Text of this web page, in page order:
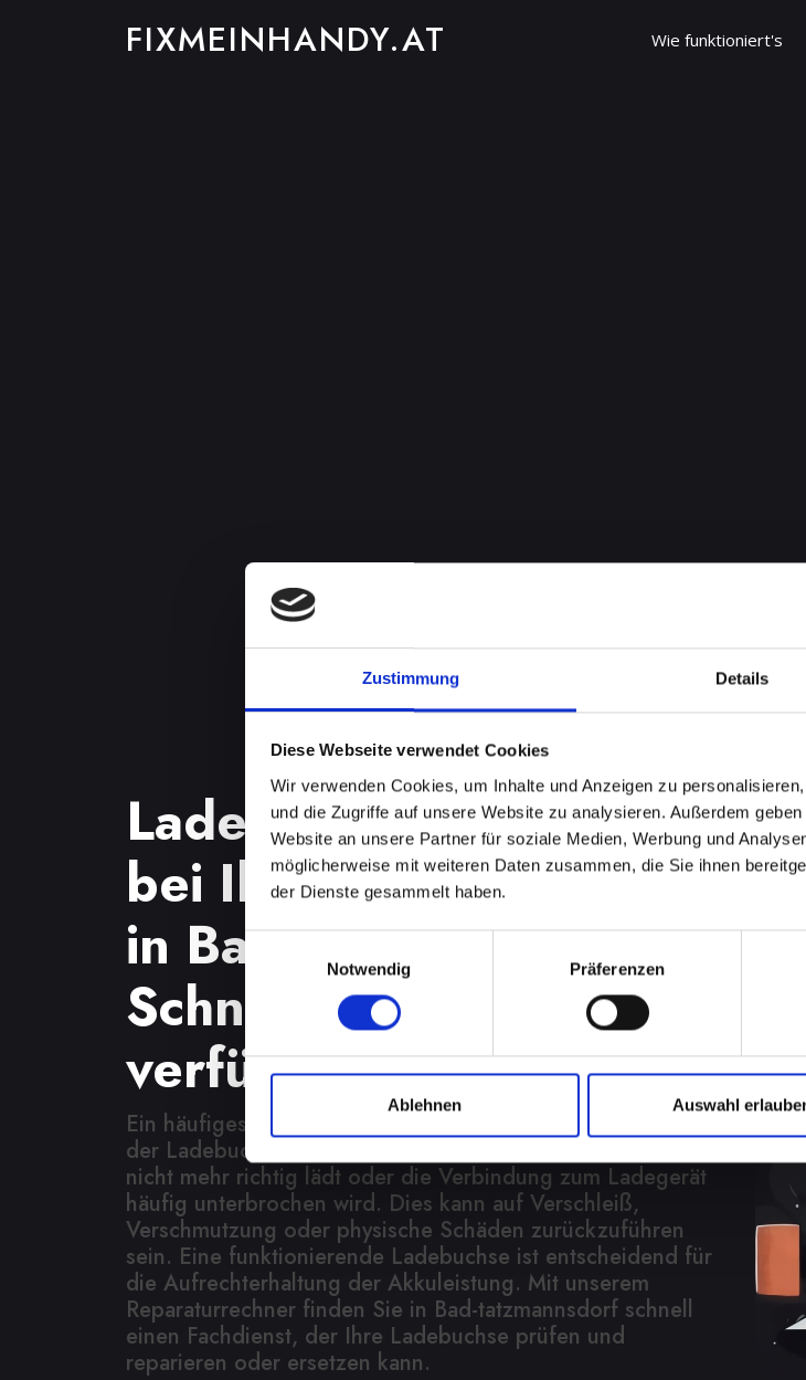
Zustimmung Details
Diese Webseite verwendet Cookies
Wir verwenden Cookies, um Inhalte und Anzeigen zu
und die Zugriffe auf unsere Website zu analysieren. Außerdem
Website an unsere Partner für soziale Medien, Werbung und
möglicherweise mit weiteren Daten zusammen, die Sie ihnen
der Dienste gesammelt haben.
Einwilligungsauswahl
Notwendig
Präferenzen
Ablehnen Auswahl
FIXMEINHANDY.AT Wie funktioniert's
Ladebuchsenprobleme
bei Ihrem IPHONE-XR
in Bad-tatzmannsdorf?
Schnelle Reparatur
verfügbar
Ein häufiges Problem bei Smartphones ist die Beschädigung
der Ladebuchse. Dies kann bedeuten, dass Ihr IPHONE-XR
nicht mehr richtig lädt oder die Verbindung zum Ladegerät
häufig unterbrochen wird. Dies kann auf Verschleiß,
Verschmutzung oder physische Schäden zurückzuführen
sein. Eine funktionierende Ladebuchse ist entscheidend für
die Aufrechterhaltung der Akkuleistung. Mit unserem
Reparaturrechner finden Sie in Bad-tatzmannsdorf schnell
einen Fachdienst, der Ihre Ladebuchse prüfen und
reparieren oder ersetzen kann.